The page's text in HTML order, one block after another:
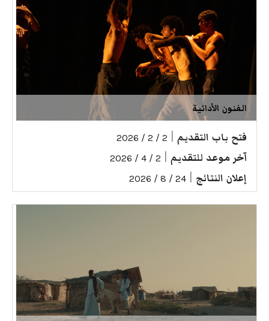
الفنون الأدائية
فتح باب التقديم 2 / 2 / 2026
آخر موعد للتقديم 2 / 4 / 2026
إعلان النتائج 24 / 8 / 2026